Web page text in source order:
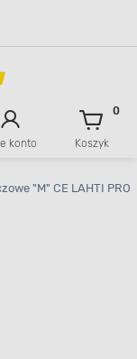
konto Koszyk
0
"M" CE LAHTI PRO